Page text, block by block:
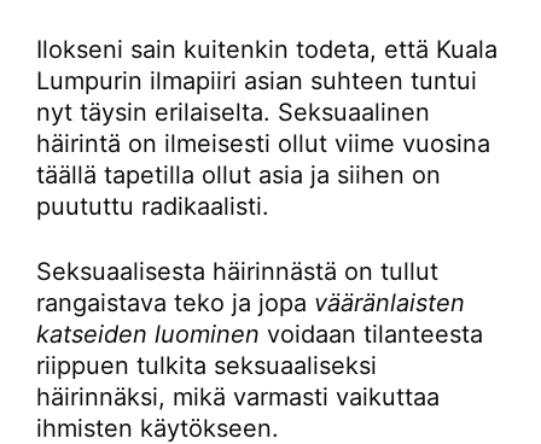
Ilokseni sain kuitenkin todeta, että Kuala
Lumpurin ilmapiiri asian suhteen tuntui
nyt täysin erilaiselta. Seksuaalinen
häirintä on ilmeisesti ollut viime vuosina
täällä tapetilla ollut asia ja siihen on
puututtu radikaalisti.
Seksuaalisesta häirinnästä on tullut
rangaistava teko ja jopa vääränlaisten
katseiden luominen voidaan tilanteesta
riippuen tulkita seksuaaliseksi
häirinnäksi, mikä varmasti vaikuttaa
ihmisten käytökseen.